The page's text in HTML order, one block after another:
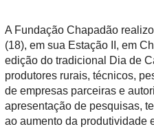
A Fundação Chapadão
(18), em sua Estação II, em
edição do tradicional Dia de
produtores rurais, técnicos,
de empresas parceiras e
apresentação de pesquisas,
ao aumento da produtividade